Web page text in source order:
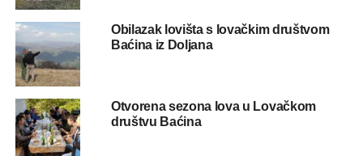
Obilazak lovišta s lovačkim društvom
Baćina iz Doljana
Otvorena sezona lova u Lovačkom
društvu Baćina